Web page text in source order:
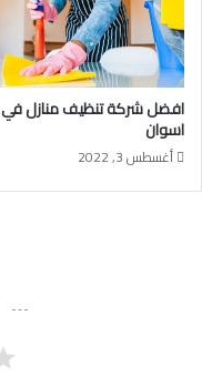
افضل شركة تنظيف منازل في
اسوان
أغسطس 3, 2022